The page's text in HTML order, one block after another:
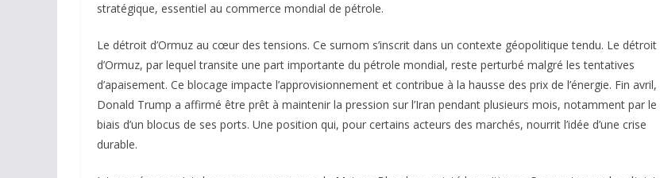
stratégique, essentiel au commerce mondial de pétrole.
Le détroit d’Ormuz au cœur des tensions. Ce surnom s’inscrit dans un contexte géopolitique tendu. Le détroit
d’Ormuz, par lequel transite une part importante du pétrole mondial, reste perturbé malgré les tentatives
d’apaisement. Ce blocage impacte l’approvisionnement et contribue à la hausse des prix de l’énergie. Fin avril,
Donald Trump a affirmé être prêt à maintenir la pression sur l’Iran pendant plusieurs mois, notamment par le
biais d’un blocus de ses ports. Une position qui, pour certains acteurs des marchés, nourrit l’idée d’une crise
durable.